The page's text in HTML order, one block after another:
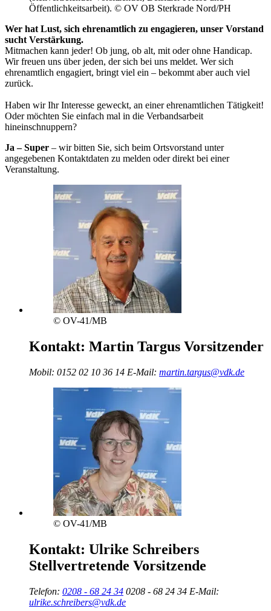
Öffentlichkeitsarbeit). © OV OB Sterkrade Nord/PH
Wer hat Lust, sich ehrenamtlich zu engagieren, unser Vorstand
sucht Verstärkung.
Mitmachen kann jeder! Ob jung, ob alt, mit oder ohne Handicap.
Wir freuen uns über jeden, der sich bei uns meldet. Wer sich
ehrenamtlich engagiert, bringt viel ein – bekommt aber auch viel
zurück.
Haben wir Ihr Interesse geweckt, an einer ehrenamtlichen Tätigkeit!
Oder möchten Sie einfach mal in die Verbandsarbeit
hineinschnuppern?
Ja – Super – wir bitten Sie, sich beim Ortsvorstand unter
angegebenen Kontaktdaten zu melden oder direkt bei einer
Veranstaltung.
© OV-41/MB
Kontakt: Martin Targus Vorsitzender
Mobil: 0152 02 10 36 14 E-Mail: martin.targus@vdk.de
© OV-41/MB
Kontakt: Ulrike Schreibers
Stellvertretende Vorsitzende
Telefon: 0208 - 68 24 34 0208 - 68 24 34 E-Mail:
ulrike.schreibers@vdk.de